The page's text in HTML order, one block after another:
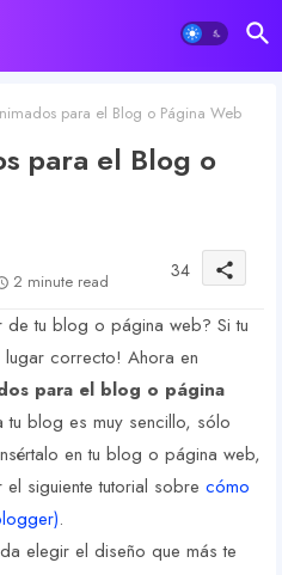
para el Blog o Página Web
para el Blog o
2 minute read 34 share
tu blog o página web? Si tu
correcto! Ahora en
para el blog o página
blog es muy sencillo, sólo
en tu blog o página web,
siguiente tutorial sobre cómo
.
elegir el diseño que más te